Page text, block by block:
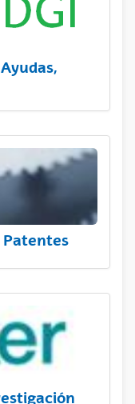
Patentes